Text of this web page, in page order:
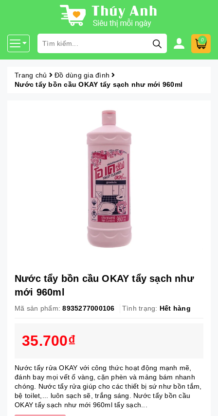
0
Trang chủ
Đồ dùng gia đình
Nước tẩy bồn cầu OKAY tẩy sạch như mới 960ml
Nước tẩy bồn cầu OKAY tẩy sạch như
mới 960ml
Mã sản phẩm: 8935277000106 Tình trạng: Hết hàng
35.700₫
Nước tẩy rửa OKAY với công thức hoạt động mạnh mẽ,
đánh bay mọi vết ố vàng, cặn phèn và mảng bám nhanh
chóng. Nước tẩy rửa giúp cho các thiết bị sứ như bồn tắm,
bệ toilet,... luôn sạch sẽ, trắng sáng. Nước tẩy bồn cầu
OKAY tẩy sạch như mới 960ml tẩy sạch...